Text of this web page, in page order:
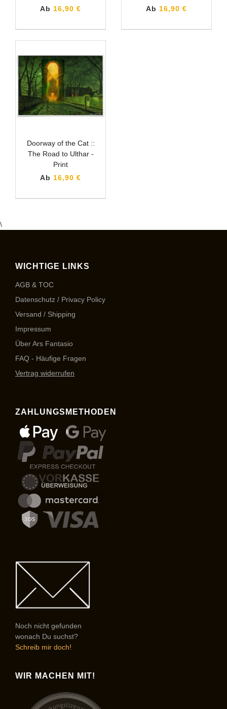
Ab 16,90 €
Ab 16,90 €
Doorway of the Cat ::
The Road to Ulthar -
Print
Ab 16,90 €
\
WICHTIGE LINKS
AGB & TOC
Datenschutz / Privacy Policy
Versand / Shipping
Impressum
Über Ars Fantasio
FAQ - Häufige Fragen
Vertrag widerrufen
ZAHLUNGSMETHODEN
Noch nicht gefunden
wonach Du suchst?
Schreib mir doch!
WIR MACHEN MIT!